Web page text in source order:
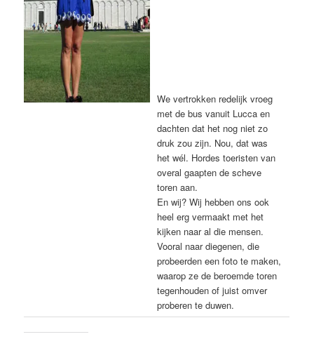
We vertrokken redelijk vroeg
met de bus vanuit Lucca en
dachten dat het nog niet zo
druk zou zijn. Nou, dat was
het wél. Hordes toeristen van
overal gaapten de scheve
toren aan.
En wij? Wij hebben ons ook
heel erg vermaakt met het
kijken naar al die mensen.
Vooral naar diegenen, die
probeerden een foto te maken,
waarop ze de beroemde toren
tegenhouden of juist omver
proberen te duwen.